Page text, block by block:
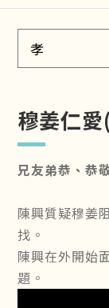
孝
穆姜仁
兄友弟恭、恭
陳興質疑穆姜
找。
陳興在外開始
題。